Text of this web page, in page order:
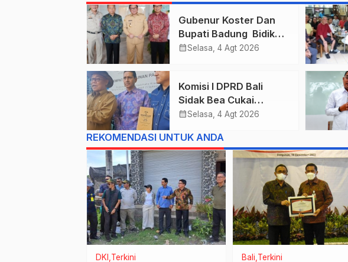
Gubenur Koster Dan
Bupati Badung Bidik
Obligasi Daerah :
calendar_monthSelasa, 4 Agt 2026
Komisi I DPRD Bali
Sidak Bea Cukai
Ngurah Rai : Aneh Bea
List Data Barang
Sitaan
calendar_monthSelasa, 4 Agt 2026
REKOMENDASI UNTUK ANDA
DKI Terkini Bali Terkini